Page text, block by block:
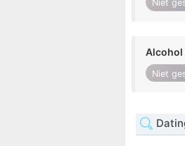
Niet
Alcohol
Niet